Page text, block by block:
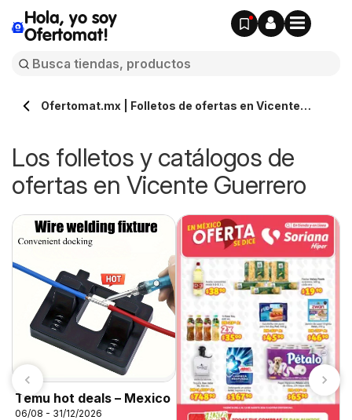
Hola, yo soy
Ofertomat!
Ofertomat.mx | Folletos de ofertas en Vicente
Los folletos y catálogos de
ofertas en Vicente Guerrero
Temu hot deals – Mexico
06/08 - 31/12/2026